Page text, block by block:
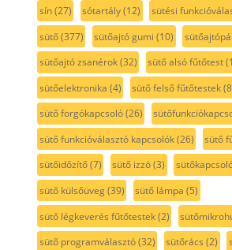
sín(27) sótartály(12) sütési
sütő(377) sütőajtó gumi (10)
sütőajtó zsanérok(32) sütő alsó fűtőtest
sütőelektronika (4) sütő felső fűtőtestek
sütő forgókapcsoló(26)
sütő funkcióválasztó kapcsolók(26) sütő
sütőidőzítő(7) sütő izzó(3)
sütő külsőüveg(39) sütő lámpa (5)
sütő légkeverés fűtőtestek(2)
sütő programválasztó(32) sütőrács (2)